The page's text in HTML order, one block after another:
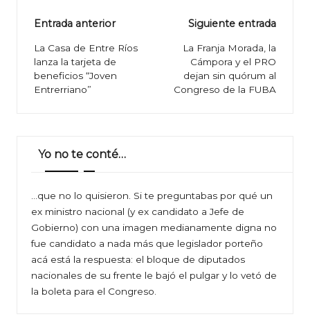
Navegación
de
entradas
Entrada anterior
La Casa de Entre Ríos
lanza la tarjeta de
beneficios “Joven
Entrerriano”
Siguiente entrada
La Franja Morada, la
Cámpora y el PRO
dejan sin quórum al
Congreso de la FUBA
Yo no te conté…
…que no lo quisieron. Si te preguntabas por qué un
ex ministro nacional (y ex candidato a Jefe de
Gobierno) con una imagen medianamente digna no
fue candidato a nada más que legislador porteño
acá está la respuesta: el bloque de diputados
nacionales de su frente le bajó el pulgar y lo vetó de
la boleta para el Congreso.